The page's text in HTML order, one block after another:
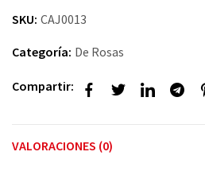
SKU: CAJ0013
Categoría: De Rosas
Compartir:
VALORACIONES (0)